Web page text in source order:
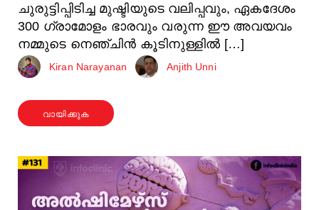
ചുരുട്ടിപ്പിടിച്ച മുഷ്ടിയുടെ വലിപ്പവും, ഏകദേശം
300 ഗ്രാമോളം ഭാരവും വരുന്ന ഈ അവയവം
നമ്മുടെ നെഞ്ചിൻ കൂടിനുള്ളിൽ […]
Kiran Narayanan Anjith Unni
വായിക്കുക